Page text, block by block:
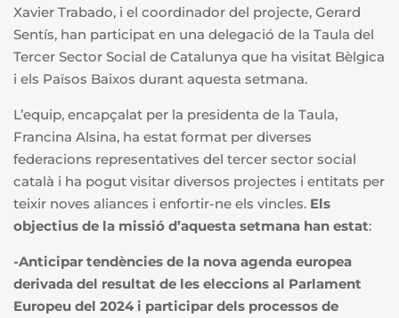
Xavier Trabado, i el coordinador del projecte, Gerard
Sentís, han participat en una delegació de la Taula del
Tercer Sector Social de Catalunya que ha visitat Bèlgica
i els Països Baixos durant aquesta setmana.
L’equip, encapçalat per la presidenta de la Taula,
Francina Alsina, ha estat format per diverses
federacions representatives del tercer sector social
català i ha pogut visitar diversos projectes i entitats per
teixir noves aliances i enfortir-ne els vincles. Els
objectius de la missió d’aquesta setmana han estat:
-Anticipar tendències de la nova agenda europea
derivada del resultat de les eleccions al Parlament
Europeu del 2024 i participar dels processos de